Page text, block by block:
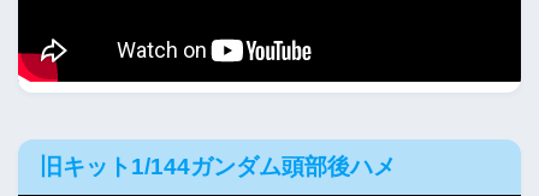
旧キット1/144ガンダム頭部後ハメ